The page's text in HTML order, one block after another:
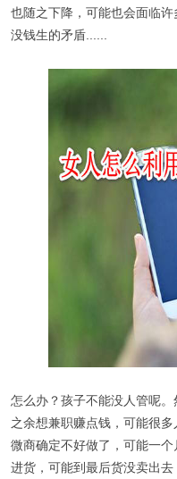
也随之下降，可能也会面临
没钱生的矛盾......
怎么办？孩子不能没人管呢
之余想兼职赚点钱，可能很
微商确定不好做了，可能一
进货，可能到最后货没卖出去